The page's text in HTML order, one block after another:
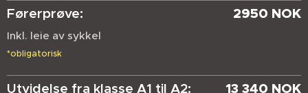
Førerprøve:
Inkl. leie av sykkel
*obligatorisk
2950 NOK
Utvidelse fra klasse A1 til A2: 13 340 NOK